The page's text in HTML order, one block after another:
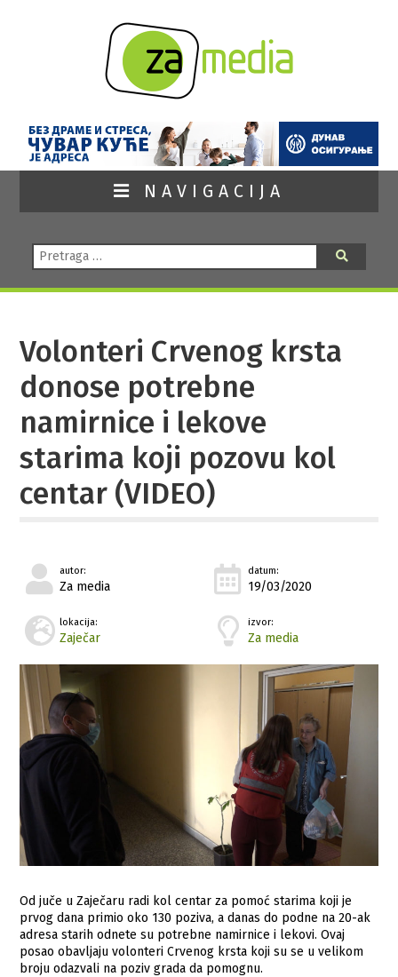
NAVIGACIJA
Pretraga:
Volonteri Crvenog krsta
donose potrebne
namirnice i lekove
starima koji pozovu kol
centar (VIDEO)
autor:
Za media
datum:
19/03/2020
lokacija:
Zaječar
izvor:
Za media
Od juče u Zaječaru radi kol centar za pomoć starima koji je
prvog dana primio oko 130 poziva, a danas do podne na 20-ak
adresa starih odnete su potrebne namirnice i lekovi. Ovaj
posao obavljaju volonteri Crvenog krsta koji su se u velikom
broju odazvali na poziv grada da pomognu.